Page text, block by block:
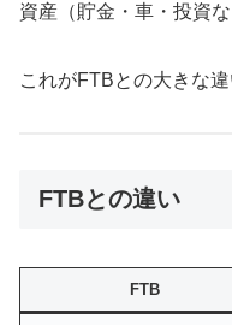
資産（貯金・車・投資
これがFTBとの大きな違
FTBとの違い
FTB